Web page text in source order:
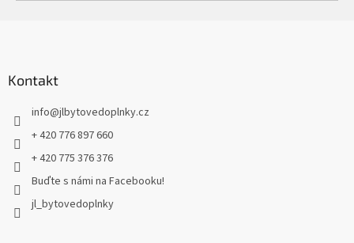
Kontakt
info@jlbytovedoplnky.cz
+ 420 776 897 660
+ 420 775 376 376
Buďte s námi na Facebooku!
jl_bytovedoplnky